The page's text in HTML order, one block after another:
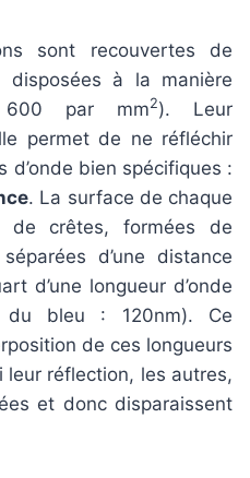
sont recouvertes de
disposées à la manière
600 par mm2). Leur
permet de ne réfléchir
d’onde bien spécifiques :
. La surface de chaque
de crêtes, formées de
d’une distance
d’une longueur d’onde
du bleu : 120nm). Ce
de ces longueurs
leur réflection, les autres,
et donc disparaissent